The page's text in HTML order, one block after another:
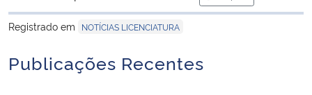
Ministério da Mulher, da Família e dos Direitos Humanos
Secretaria de Governo
para área de
Registrado em
NOTÍCIAS LICENCIATURA
Publicações Recentes